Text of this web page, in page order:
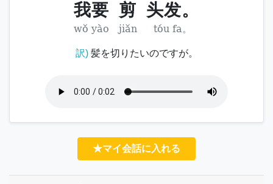
我要 剪 头发。
wǒ yào jiǎn tóu fa。
訳)髪を切りたいのですが。
★マイ会話に入れる